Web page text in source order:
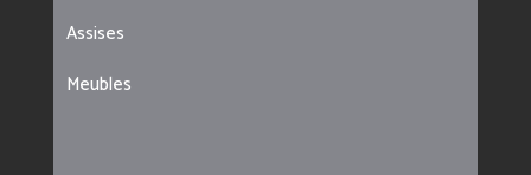
Assises
Meubles